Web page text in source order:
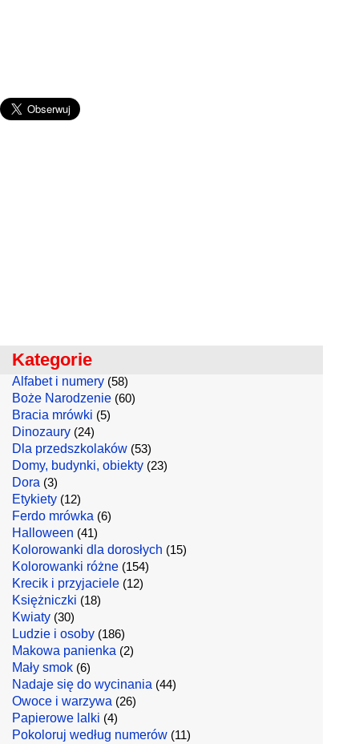
Kategorie
Alfabet i numery (58)
Boże Narodzenie (60)
Bracia mrówki (5)
Dinozaury (24)
Dla przedszkolaków (53)
Domy, budynki, obiekty (23)
Dora (3)
Etykiety (12)
Ferdo mrówka (6)
Halloween (41)
Kolorowanki dla dorosłych (15)
Kolorowanki różne (154)
Krecik i przyjaciele (12)
Księżniczki (18)
Kwiaty (30)
Ludzie i osoby (186)
Makowa panienka (2)
Mały smok (6)
Nadaje się do wycinania (44)
Owoce i warzywa (26)
Papierowe lalki (4)
Pokoloruj według numerów (11)